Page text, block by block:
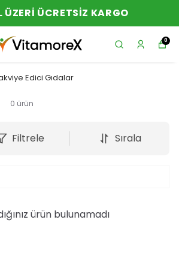
ÜCRETSIZ KARGO
0
Edici Gıdalar
0 ürün
Filtrele Sırala
ürün bulunamadı